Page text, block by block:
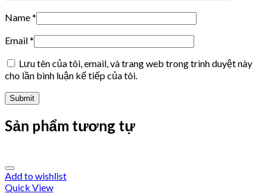
Name*
Email*
Lưu tên của tôi, email, và trang web trong trình duyệt này
cho lần bình luận kế tiếp của tôi.
Sản phẩm tương tự
Add to wishlist
Quick View